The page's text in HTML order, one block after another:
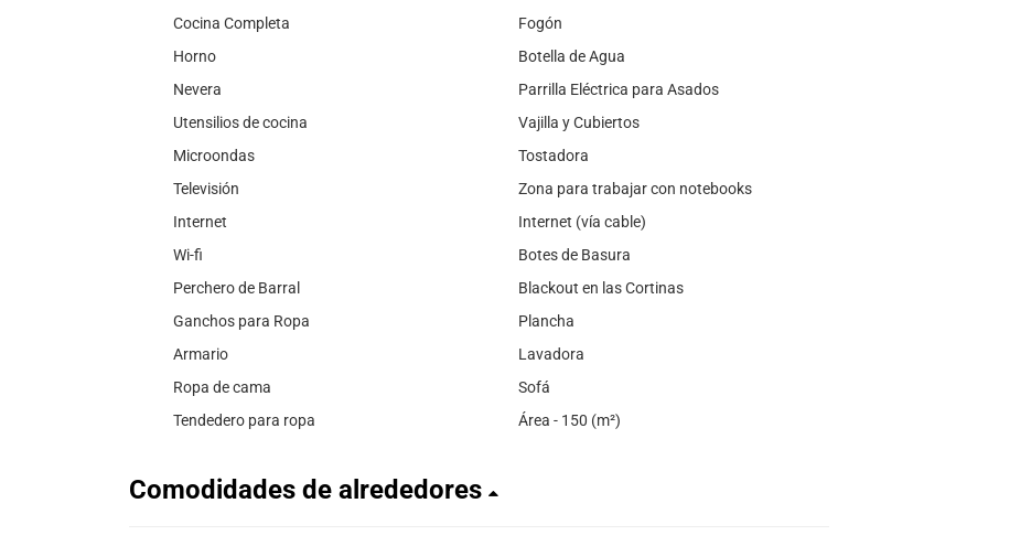
Cocina Completa
Fogón
Horno
Botella de Agua
Nevera
Parrilla Eléctrica para Asados
Utensilios de cocina
Vajilla y Cubiertos
Microondas
Tostadora
Televisión
Zona para trabajar con notebooks
Internet
Internet (vía cable)
Wi-fi
Botes de Basura
Perchero de Barral
Blackout en las Cortinas
Ganchos para Ropa
Plancha
Armario
Lavadora
Ropa de cama
Sofá
Tendedero para ropa
Área - 150 (m²)
Comodidades de alrededores